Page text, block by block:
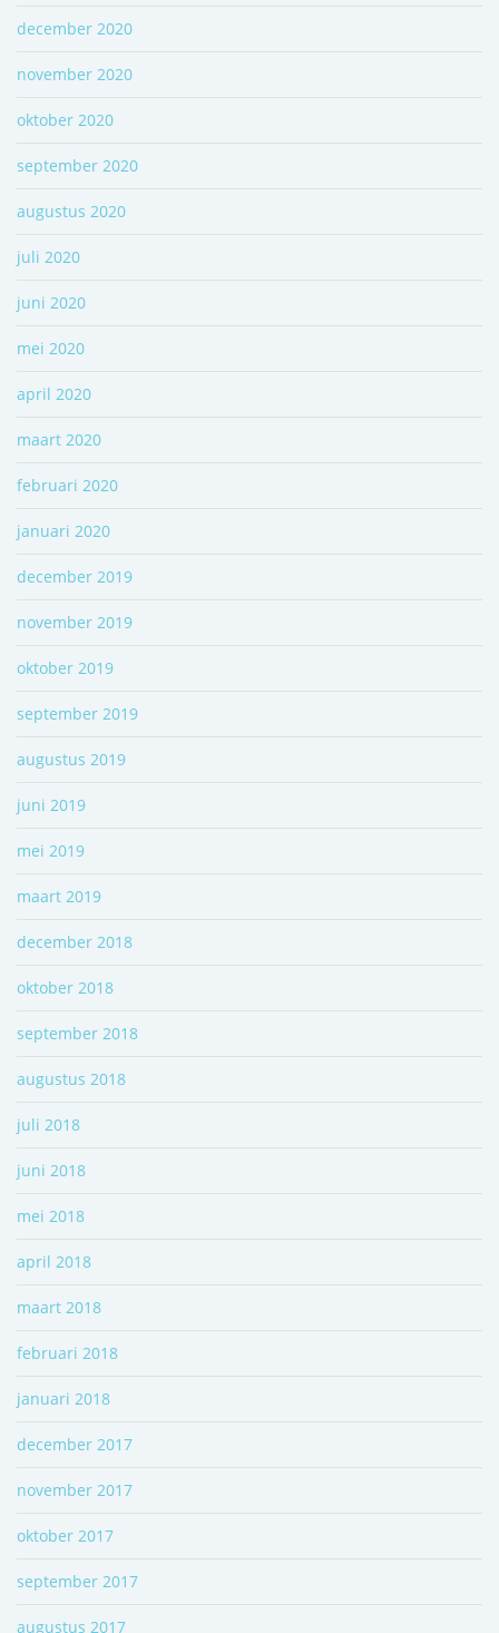
december 2020
november 2020
oktober 2020
september 2020
augustus 2020
juli 2020
juni 2020
mei 2020
april 2020
maart 2020
februari 2020
januari 2020
december 2019
november 2019
oktober 2019
september 2019
augustus 2019
juni 2019
mei 2019
maart 2019
december 2018
oktober 2018
september 2018
augustus 2018
juli 2018
juni 2018
mei 2018
april 2018
maart 2018
februari 2018
januari 2018
december 2017
november 2017
oktober 2017
september 2017
augustus 2017